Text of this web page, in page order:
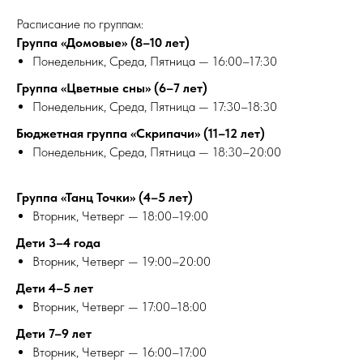
Расписание по группам:
Группа «Домовые» (8–10 лет)
Понедельник, Среда, Пятница — 16:00–17:30
Группа «Цветные сны» (6–7 лет)
Понедельник, Среда, Пятница — 17:30–18:30
Бюджетная группа «Скрипачи» (11–12 лет)
Понедельник, Среда, Пятница — 18:30–20:00
Группа «Танц Точки» (4–5 лет)
Вторник, Четверг — 18:00–19:00
Дети 3–4 года
Вторник, Четверг — 19:00–20:00
Дети 4–5 лет
Вторник, Четверг — 17:00–18:00
Дети 7–9 лет
Вторник, Четверг — 16:00–17:00